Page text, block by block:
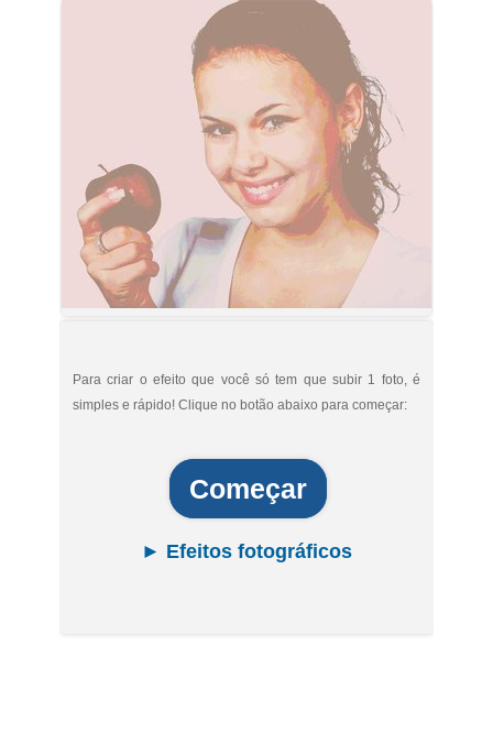
Para criar o efeito que você só tem que subir 1 foto, é
simples e rápido! Clique no botão abaixo para começar:
Começar
► Efeitos fotográficos